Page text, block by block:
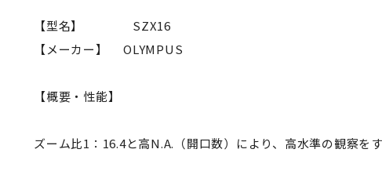
門・ITセキュリティ部門）
学生支援・保健管理機構
【型名】 SZX16
【メーカー】 OLYMPUS
【概要・性能】
ズーム比1：16.4と高N.A.（開口数）により、高水準の観察を